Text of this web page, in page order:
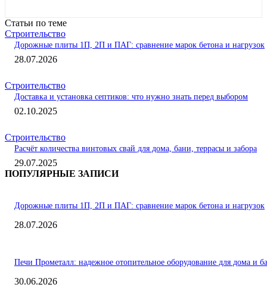
Статьи по теме
Строительство
Дорожные плиты 1П, 2П и ПАГ: сравнение марок бетона и нагрузок
28.07.2026
Строительство
Доставка и установка септиков: что нужно знать перед выбором
02.10.2025
Строительство
Расчёт количества винтовых свай для дома, бани, террасы и забора
29.07.2025
ПОПУЛЯРНЫЕ ЗАПИСИ
Дорожные плиты 1П, 2П и ПАГ: сравнение марок бетона и нагрузок
28.07.2026
Печи Прометалл: надежное отопительное оборудование для дома и
30.06.2026